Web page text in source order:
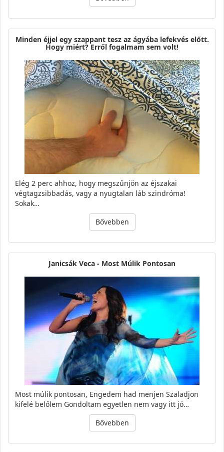
Minden éjjel egy szappant tesz az ágyába lefekvés előtt.
Hogy miért? Erről fogalmam sem volt!
Elég 2 perc ahhoz, hogy megszűnjön az éjszakai
végtagzsibbadás, vagy a nyugtalan láb szindróma!
Sokak…
Bővebben
Janicsák Veca - Most Múlik Pontosan
Most múlik pontosan, Engedem had menjen Szaladjon
kifelé belőlem Gondoltam egyetlen nem vagy itt jó…
Bővebben